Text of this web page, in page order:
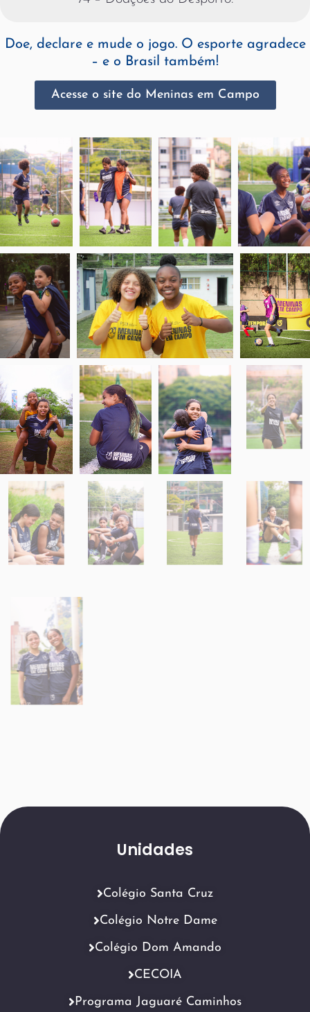
Doe, declare e mude o jogo. O esporte agradece
– e o Brasil também!
Acesse o site do Meninas em Campo
Unidades
Colégio Santa Cruz
Colégio Notre Dame
Colégio Dom Amando
CECOIA
Programa Jaguaré Caminhos